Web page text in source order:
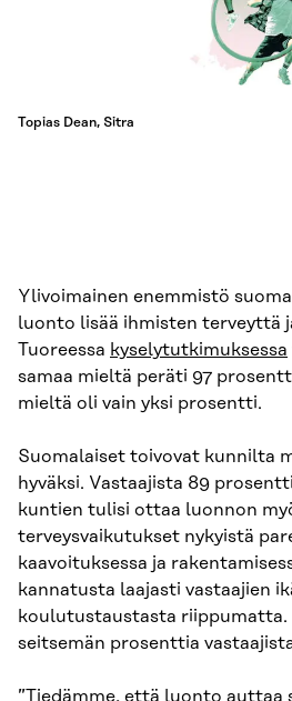
Topias Dean, Sitra
Ylivoimainen enemmistö
luonto lisää ihmisten terveyttä
Tuoreessa kyselytutkimuksessa
samaa mieltä peräti 97
mieltä oli vain yksi prosentti.
Suomalaiset toivovat kunnilta
hyväksi. Vastaajista 89
kuntien tulisi ottaa luonnon
terveysvaikutukset nykyistä
kaavoituksessa ja
kannatusta laajasti vastaajien
koulutustaustasta riippumatta.
seitsemän prosenttia
”Tiedämme, että luonto auttaa